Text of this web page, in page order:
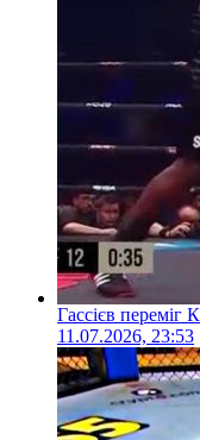
Гассієв переміг
11.07.2026, 23:53